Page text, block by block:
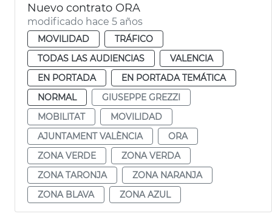
Nuevo contrato ORA
modificado hace 5 años
MOVILIDAD
TRÁFICO
TODAS LAS AUDIENCIAS
VALENCIA
EN PORTADA
EN PORTADA TEMÁTICA
NORMAL
GIUSEPPE GREZZI
MOBILITAT
MOVILIDAD
AJUNTAMENT VALÈNCIA
ORA
ZONA VERDE
ZONA VERDA
ZONA TARONJA
ZONA NARANJA
ZONA BLAVA
ZONA AZUL